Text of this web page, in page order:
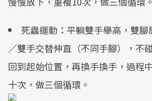
死蟲運動：平躺雙手舉高，雙
／雙手交替伸直（不同手腳），不
回到起始位置，再換手換手，過程
十次，做三個循環。